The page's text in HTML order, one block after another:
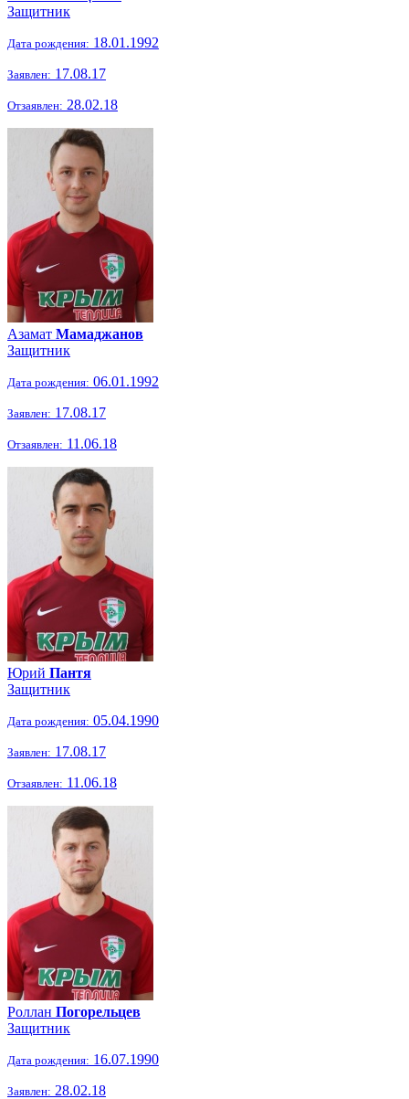
Защитник
Дата рождения: 18.01.1992
Заявлен: 17.08.17
Отзаявлен: 28.02.18
Азамат Мамаджанов
Защитник
Дата рождения: 06.01.1992
Заявлен: 17.08.17
Отзаявлен: 11.06.18
Юрий Пантя
Защитник
Дата рождения: 05.04.1990
Заявлен: 17.08.17
Отзаявлен: 11.06.18
Роллан Погорельцев
Защитник
Дата рождения: 16.07.1990
Заявлен: 28.02.18